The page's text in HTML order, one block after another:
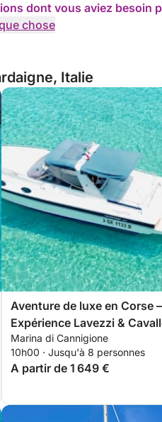
dont vous aviez besoin
chose
Italie
Aventure de luxe en Corse –
Expérience Lavezzi &
Marina di Cannigione
10h00 · Jusqu'à 8 personnes
A partir de 1 649 €